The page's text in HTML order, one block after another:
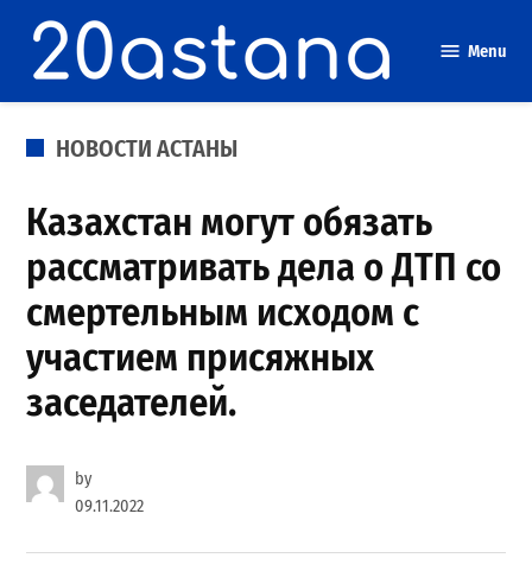
content
Menu
POSTED
НОВОСТИ АСТАНЫ
Казахстан могут обязать
рассматривать дела о ДТП со
смертельным исходом с
участием присяжных
заседателей.
by
09.11.2022